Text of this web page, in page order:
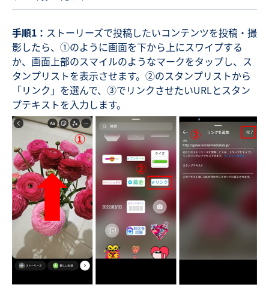
手順1： ストーリーズで投稿したいコンテンツを投稿・撮
影したら、①のように画面を下から上にスワイプする
か、画面上部のスマイルのようなマークをタップし、ス
タンプリストを表示させます。②のスタンプリストから
「リンク」を選んで、③でリンクさせたいURLとスタン
プテキストを入力します。